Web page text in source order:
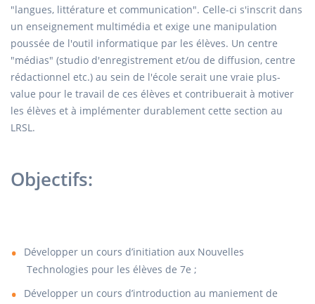
"langues, littérature et communication". Celle-ci s'inscrit dans
un enseignement multimédia et exige une manipulation
poussée de l'outil informatique par les élèves. Un centre
"médias" (studio d'enregistrement et/ou de diffusion, centre
rédactionnel etc.) au sein de l'école serait une vraie plus-
value pour le travail de ces élèves et contribuerait à motiver
les élèves et à implémenter durablement cette section au
LRSL.
Objectifs:
Développer un cours d’initiation aux Nouvelles
Technologies pour les élèves de 7e ;
Développer un cours d’introduction au maniement de